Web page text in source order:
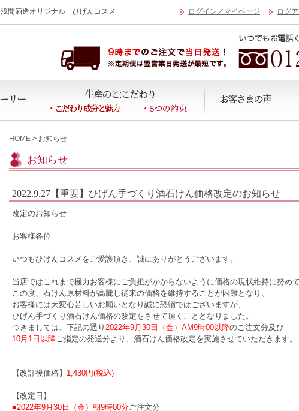
浅間酒造オリジナル ひげんコスメ ログ
ログイン／マイページ
HOME > お知らせ
お知らせ
2022.9.27【重要】ひげん手づくり酒石けん価格改定のお知らせ
改定のお知らせ
お客様各位
いつもひげんコスメをご愛護頂き、誠にありがとうございます。
当店ではこれまで極力お客様にご負担がかからないように価格の現状維持に努め
この度、石けん原材料が高騰し従来の価格を維持することが困難となり、
お客様には大変心苦しいお願いとなり誠に恐縮ではございますが、
ひげん手づくり酒石けん価格の改定をさせて頂くこととなりました。
つきましては、下記の通り 2022年9月30日（金）AM9時00以降のご注文分及び
10月1日以降ご指定の発送分より、酒石けん価格改定を実施させていただきます。
【改訂後価格】 1,430円(税込)
【改定日】
■2022年9月30日（金）朝9時00分ご注文分